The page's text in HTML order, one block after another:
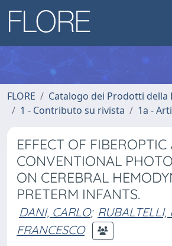
FLORE
Catalogo dei Prodotti della
1 - Contributo su rivista
1a -
EFFECT OF FIBEROPTIC
CONVENTIONAL
ON CEREBRAL
PRETERM INFANTS.
DANI, CARLO; RUBALTELLI,
FRANCESCO